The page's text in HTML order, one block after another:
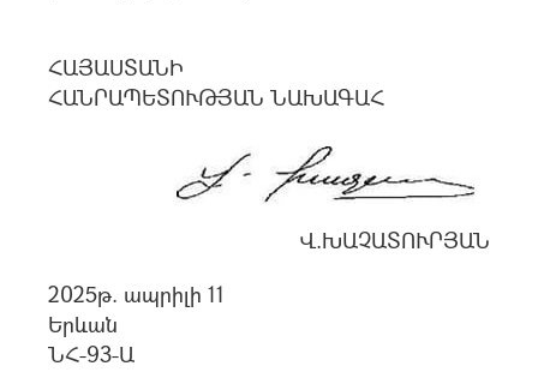
ՀԱՅԱՍՏԱՆԻ
ՀԱՆՐԱՊԵՏՈՒԹՅԱՆ ՆԱԽԱԳԱՀ
Վ.ԽԱՉԱՏՈՒՐՅԱՆ
2025թ. ապրիլի 11
Երևան
ՆՀ-93-Ա